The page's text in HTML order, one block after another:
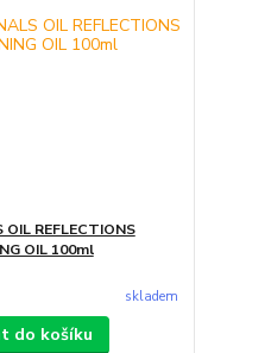
OIL REFLECTIONS
OIL 100ml
skladem
do košíku